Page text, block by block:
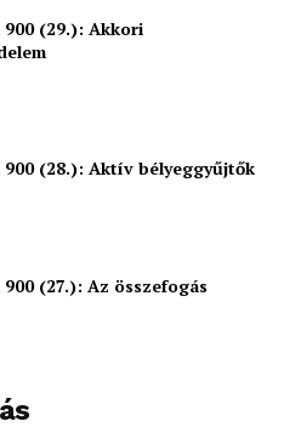
900 (29.): Akkori
900 (28.): Aktív bélyeggyűjtők
(27.): Az összefogás